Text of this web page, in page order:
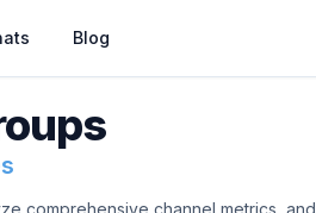
Blog
comprehensive channel metrics, and